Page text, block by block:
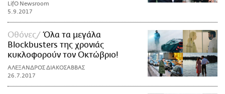
LifO Newsroom
5.9.2017
Οθόνες
Όλα τα μεγάλα
Blockbusters της χρονιάς
κυκλοφορούν τον Οκτώβριο!
AΛΕΞΑΝΔΡΟΣ ΔΙΑΚΟΣΑΒΒΑΣ
26.7.2017